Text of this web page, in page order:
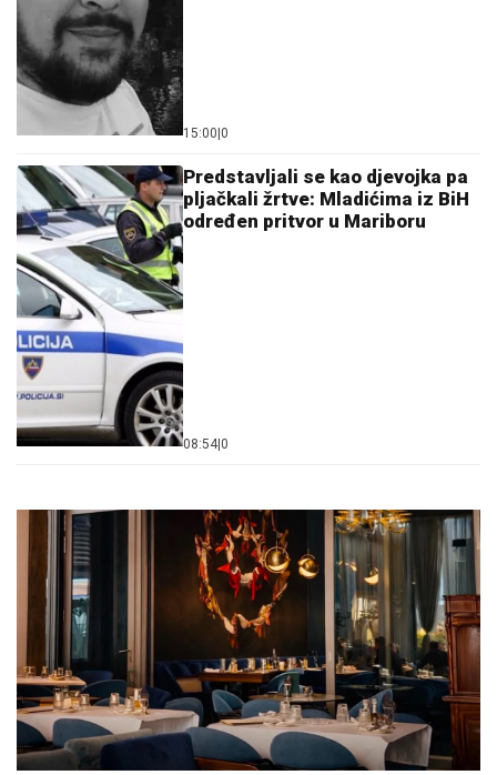
15:00 0
Predstavljali se kao djevojka pa
pljačkali žrtve: Mladićima iz BiH
određen pritvor u Mariboru
08:54 0